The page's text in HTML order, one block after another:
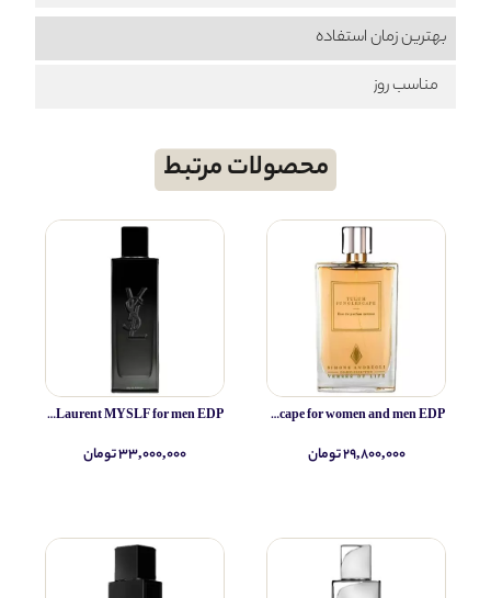
بهترین زمان استفاده
مناسب روز
محصولات مرتبط
Simone Andreoli Tulum Junglescape for women and men EDP
۲۹,۸۰۰,۰۰۰ تومان
Yves Saint Laurent MYSLF for men EDP
۳۳,۰۰۰,۰۰۰ تومان